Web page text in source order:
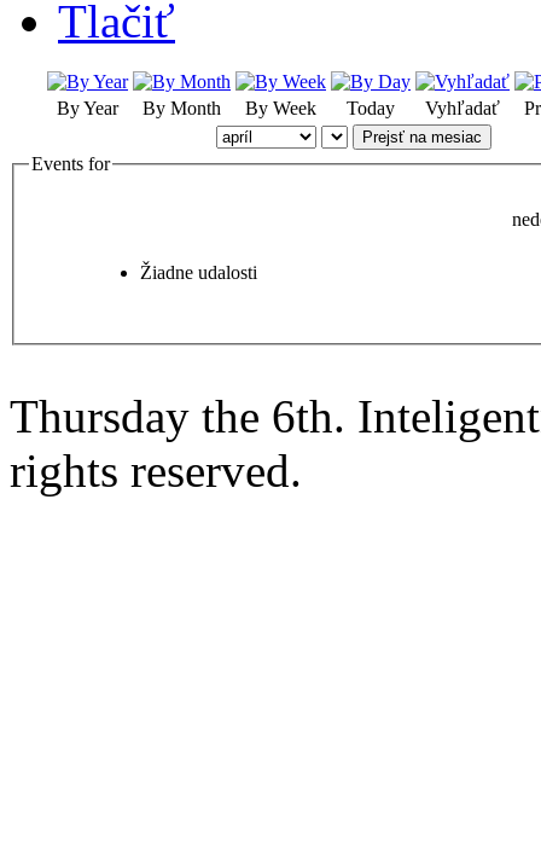
By Year By Month By Week Today Vyhľadať
Prejsť na mesiac
Events for
Žiadne udalosti
Thursday the 6th.
rights reserved.